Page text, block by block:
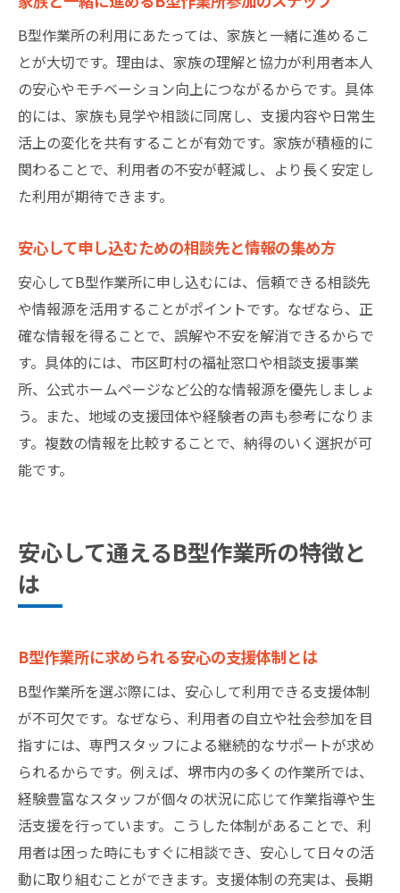
B型作業所の利用にあたっては、家族と一緒に進めるこ
とが大切です。理由は、家族の理解と協力が利用者本人
の安心やモチベーション向上につながるからです。具体
的には、家族も見学や相談に同席し、支援内容や日常生
活上の変化を共有することが有効です。家族が積極的に
関わることで、利用者の不安が軽減し、より長く安定し
た利用が期待できます。
安心して申し込むための相談先と情報の集め方
安心してB型作業所に申し込むには、信頼できる相談先
や情報源を活用することがポイントです。なぜなら、正
確な情報を得ることで、誤解や不安を解消できるからで
す。具体的には、市区町村の福祉窓口や相談支援事業
所、公式ホームページなど公的な情報源を優先しましょ
う。また、地域の支援団体や経験者の声も参考になりま
す。複数の情報を比較することで、納得のいく選択が可
能です。
安心して通えるB型作業所の特徴と
は
B型作業所に求められる安心の支援体制とは
B型作業所を選ぶ際には、安心して利用できる支援体制
が不可欠です。なぜなら、利用者の自立や社会参加を目
指すには、専門スタッフによる継続的なサポートが求め
られるからです。例えば、堺市内の多くの作業所では、
経験豊富なスタッフが個々の状況に応じて作業指導や生
活支援を行っています。こうした体制があることで、利
用者は困った時にもすぐに相談でき、安心して日々の活
動に取り組むことができます。支援体制の充実は、長期